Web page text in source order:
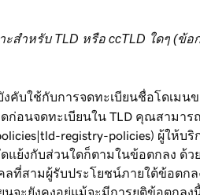
สำหรับ TLD หรือ ccTLD ใดๆ (ข้
คับใช้กับการจดทะเบียนชื่อโดเมน
ก่อนจดทะเบียนใน TLD คุณสามาร
registry-policies) ผู้ให้บริ
ย้งกับส่วนใดก็ตามในข้อตกลง ด้ว
ที่สามผู้รับประโยชน์ภายใต้ข้อตกล
นจะยังคงอยู่แม้จะมีการยุติข้อตกลง